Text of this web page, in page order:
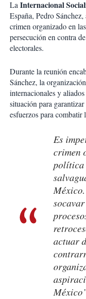
LaInternacional
España, Pedro
crimen organizado en
persecución en contra
electorales.
Durante la reunión
Sánchez, la
internacionales y
situación para
esfuerzos para
Es
crimen
política
actuar